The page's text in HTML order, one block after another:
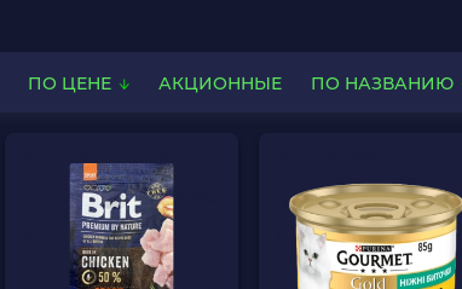
ПО ЦЕНЕ АКЦИОННЫЕ ПО НАЗВАНИЮ